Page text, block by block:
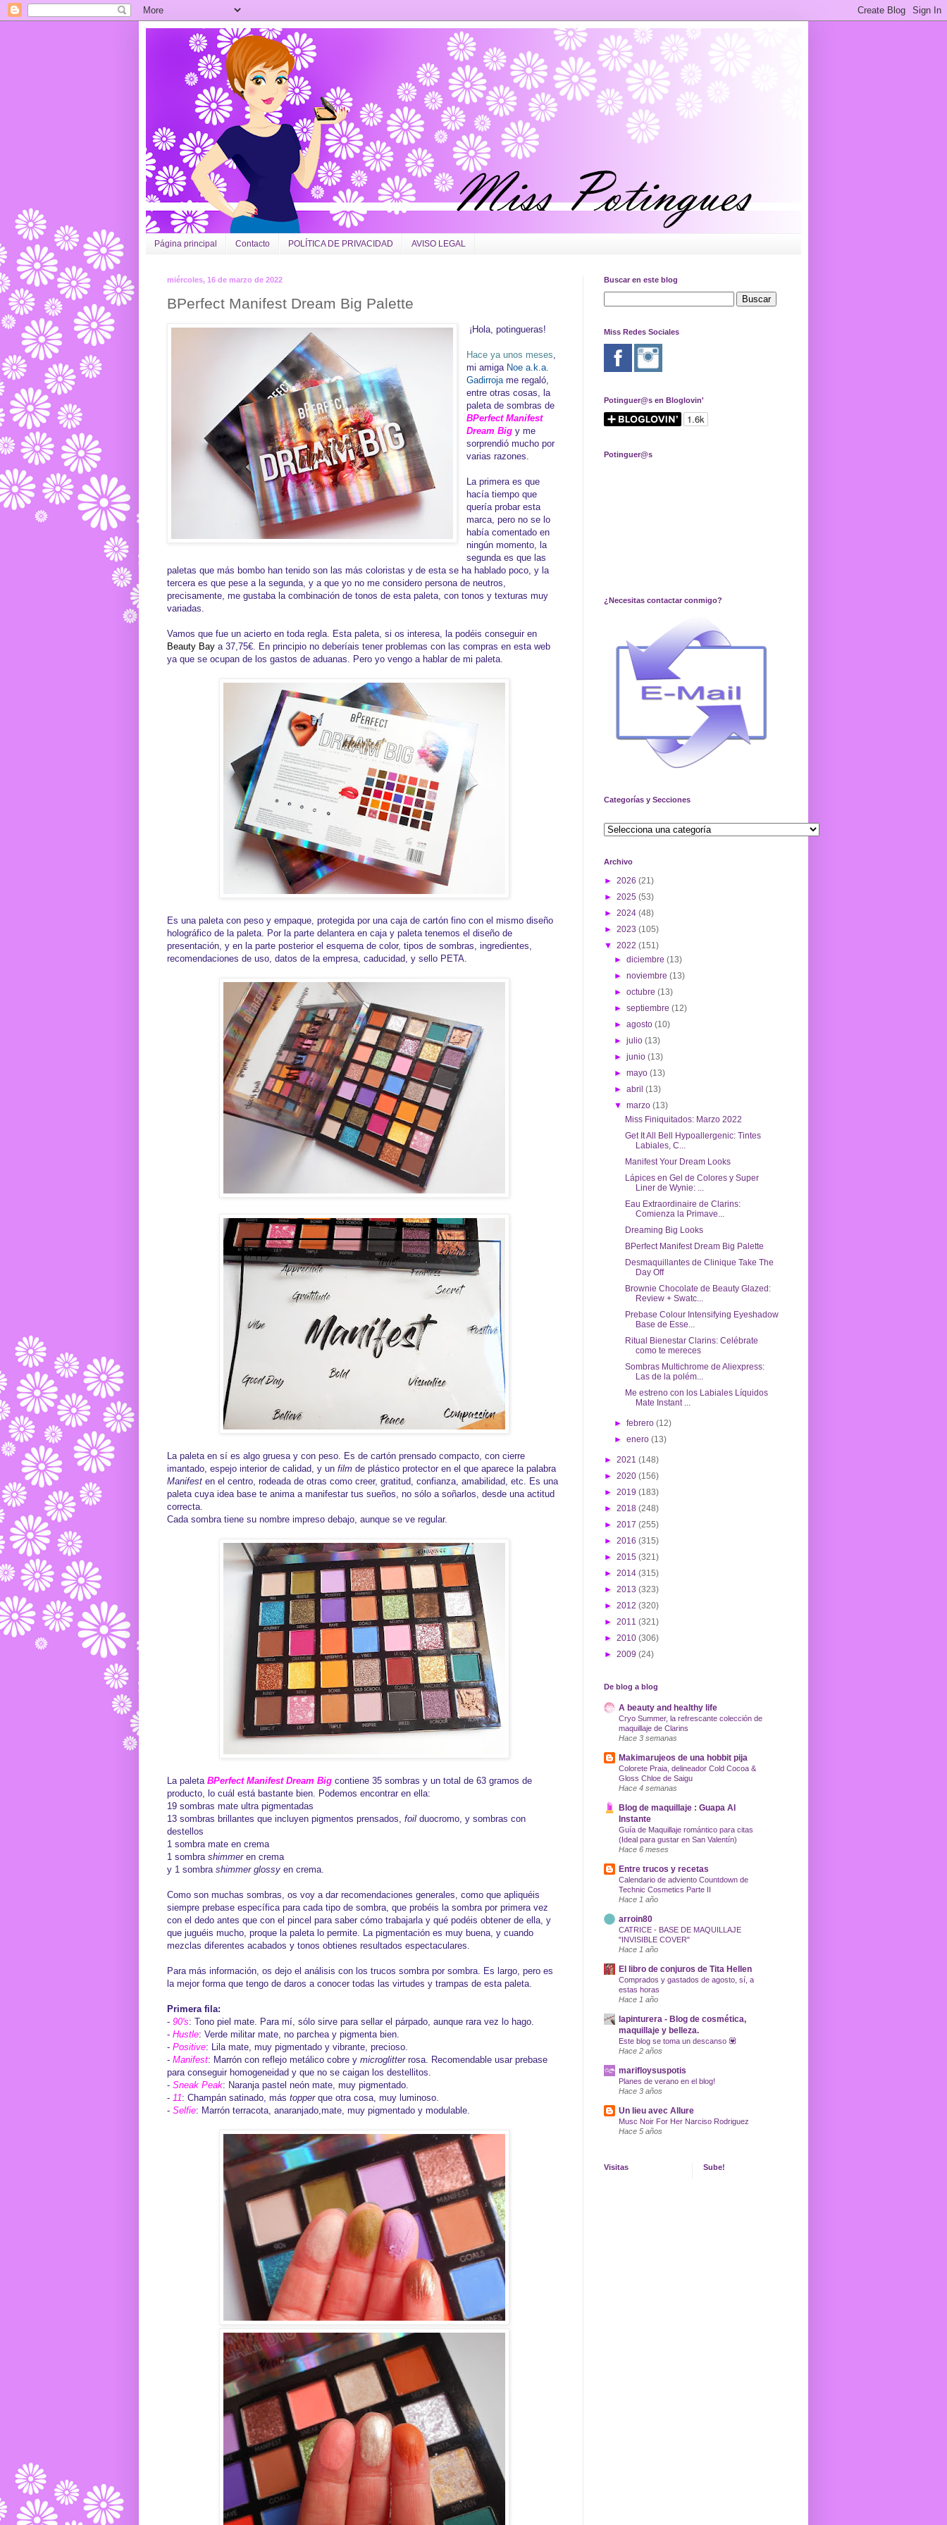
Página principal Contacto POLÍTICA DE PRIVACIDAD AVISO LEGAL
miércoles, 16 de marzo de 2022
BPerfect Manifest Dream Big Palette
¡Hola, potingueras!
Hace ya unos meses,
mi amiga Noe a.k.a.
Gadirrojame regaló,
entre otras cosas, la
paleta de sombras de
BPerfect Manifest
Dream Big y me
sorprendió mucho por
varias razones.
La primera es que
hacía tiempo que
quería probar esta
marca, pero no se lo
había comentado en
ningún momento, la
segunda es que las
paletas que más bombo han tenido son las más coloristas y de esta se ha hablado poco, y la
tercera es que pese a la segunda, y a que yo no me considero persona de neutros,
precisamente, me gustaba la combinación de tonos de esta paleta, con tonos y texturas muy
variadas.
Vamos que fue un acierto en toda regla. Esta paleta, si os interesa, la podéis conseguir en
Beauty Bay a 37,75€. En principio no deberíais tener problemas con las compras en esta web
ya que se ocupan de los gastos de aduanas. Pero yo vengo a hablar de mi paleta.
Es una paleta con peso y empaque, protegida por una caja de cartón fino con el mismo diseño
holográfico de la paleta. Por la parte delantera en caja y paleta tenemos el diseño de
presentación, y en la parte posterior el esquema de color, tipos de sombras, ingredientes,
recomendaciones de uso, datos de la empresa, caducidad, y sello PETA.
La paleta en sí es algo gruesa y con peso. Es de cartón prensado compacto, con cierre
imantado, espejo interior de calidad, y un film de plástico protector en el que aparece la palabra
Manifest en el centro, rodeada de otras como creer, gratitud, confianza, amabilidad, etc. Es una
paleta cuya idea base te anima a manifestar tus sueños, no sólo a soñarlos, desde una actitud
correcta.
Cada sombra tiene su nombre impreso debajo, aunque se ve regular.
La paleta BPerfect Manifest Dream Big contiene 35 sombras y un total de 63 gramos de
producto, lo cuál está bastante bien. Podemos encontrar en ella:
19 sombras mate ultra pigmentadas
13 sombras brillantes que incluyen pigmentos prensados, foil duocromo, y sombras con
destellos
1 sombra mate en crema
1 sombra shimmeren crema
y 1 sombra shimmer glossy en crema.
Como son muchas sombras, os voy a dar recomendaciones generales, como que apliquéis
siempre prebase específica para cada tipo de sombra, que probéis la sombra por primera vez
con el dedo antes que con el pincel para saber cómo trabajarla y qué podéis obtener de ella, y
que juguéis mucho, proque la paleta lo permite. La pigmentación es muy buena, y cuando
mezclas diferentes acabados y tonos obtienes resultados espectaculares.
Para más información, os dejo el análisis con los trucos sombra por sombra. Es largo, pero es
la mejor forma que tengo de daros a conocer todas las virtudes y trampas de esta paleta.
Primera fila:
- 90's: Tono piel mate. Para mí, sólo sirve para sellar el párpado, aunque rara vez lo hago.
- Hustle: Verde militar mate, no parchea y pigmenta bien.
- Positive: Lila mate, muy pigmentado y vibrante, precioso.
- Manifest: Marrón con reflejo metálico cobre y microglitterrosa. Recomendable usar prebase
para conseguir homogeneidad y que no se caigan los destellitos.
- Sneak Peak: Naranja pastel neón mate, muy pigmentado.
- 11: Champán satinado, más topperque otra cosa, muy luminoso.
- Selfie: Marrón terracota, anaranjado,mate, muy pigmentado y modulable.
Buscar en este blog
Miss Redes Sociales
Potinguer@s en Bloglovin'
Potinguer@s
¿Necesitas contactar conmigo?
Categorías y Secciones
Archivo
► 2026 (21)
► 2025 (53)
► 2024 (48)
► 2023 (105)
▼ 2022 (151)
►diciembre(13)
►noviembre(13)
►octubre(13)
►septiembre(12)
►agosto(10)
►julio(13)
►junio(13)
►mayo(13)
►abril(13)
▼marzo(13)
Miss Finiquitados: Marzo 2022
Get It All Bell Hypoallergenic: Tintes
Labiales, C...
Manifest Your Dream Looks
Lápices en Gel de Colores y Super
Liner de Wynie: ...
Eau Extraordinaire de Clarins:
Comienza la Primave...
Dreaming Big Looks
BPerfect Manifest Dream Big Palette
Desmaquillantes de Clinique Take The
Day Off
Brownie Chocolate de Beauty Glazed:
Review + Swatc...
Prebase Colour Intensifying Eyeshadow
Base de Esse...
Ritual Bienestar Clarins: Celébrate
como te mereces
Sombras Multichrome de Aliexpress:
Las de la polém...
Me estreno con los Labiales Líquidos
Mate Instant ...
►febrero(12)
►enero(13)
► 2021 (148)
► 2020 (156)
► 2019 (183)
► 2018 (248)
► 2017 (255)
► 2016 (315)
► 2015 (321)
► 2014 (315)
► 2013 (323)
► 2012 (320)
► 2011 (321)
► 2010 (306)
► 2009 (24)
De blog a blog
A beauty and healthy life
Cryo Summer, la refrescante colección de
maquillaje de Clarins
Hace 3 semanas
Makimarujeos de una hobbit pija
Colorete Praia, delineador Cold Cocoa &
Gloss Chloe de Saigu
Hace 4 semanas
Blog de maquillaje : Guapa Al
Instante
Guía de Maquillaje romántico para citas
(Ideal para gustar en San Valentín)
Hace 6 meses
Entre trucos y recetas
Calendario de adviento Countdown de
Technic Cosmetics Parte II
Hace 1 año
arroin80
CATRICE - BASE DE MAQUILLAJE
"INVISIBLE COVER"
Hace 1 año
El libro de conjuros de Tita Hellen
Comprados y gastados de agosto, sí, a
estas horas
Hace 1 año
lapinturera - Blog de cosmética,
maquillaje y belleza.
Este blog se toma un descanso 💟
Hace 2 años
marifloysuspotis
Planes de verano en el blog!
Hace 3 años
Un lieu avec Allure
Musc Noir For Her Narciso Rodriguez
Hace 5 años
Visitas Sube!